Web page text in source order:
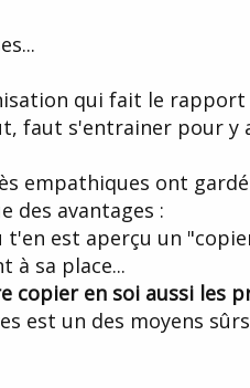
qui établissent de bons
sans le faire exprès, car
s'est déjà amusé à se demander
ressent de l'intérieure )??
ces histoires de faire des efforts
me passer d'y penser, ça me
que d'autres pour établir un
cette question pourrait
importante en hypnose ( si le
par la confiance envers
) il y a des chances pour que ce
qui fait le
faut s'entrainer pour y
empathiques ont
des avantages :
est aperçu un
à sa place...
copier en soi aussi les
est un des moyens